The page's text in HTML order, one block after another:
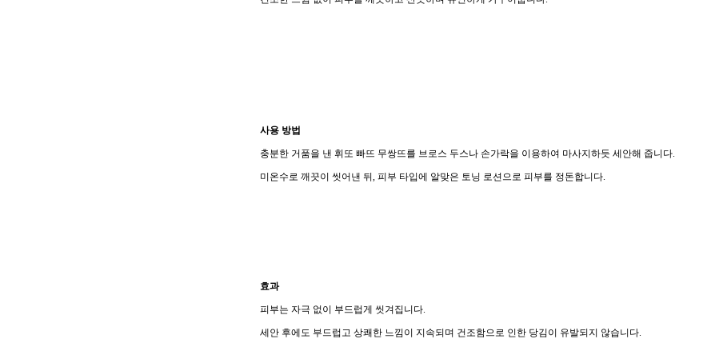
사용 방법
충분한 거품을 낸 휘또 빠뜨 무쌍뜨를 브로스 두스나 손가락을 이용하여 마사지하듯 세안해 줍니다.
미온수로 깨끗이 씻어낸 뒤, 피부 타입에 알맞은 토닝 로션으로 피부를 정돈합니다.
효과
피부는 자극 없이 부드럽게 씻겨집니다.
세안 후에도 부드럽고 상쾌한 느낌이 지속되며 건조함으로 인한 당김이 유발되지 않습니다.